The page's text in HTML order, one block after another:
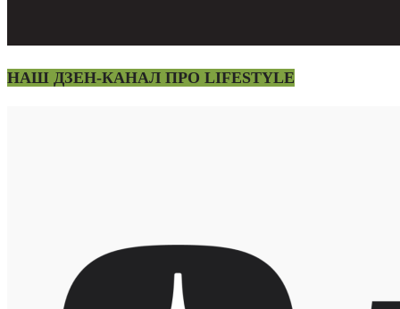
НАШ ДЗЕН-КАНАЛ ПРО LIFESTYLE